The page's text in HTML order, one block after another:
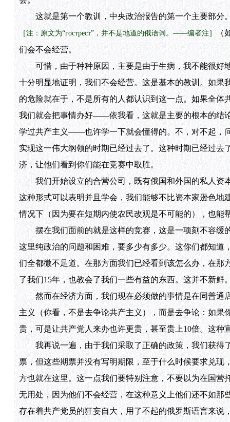
这就是第一个教训，中央政治报告的第一个主要部分
［注：原文为“гострест”，并不是地道的俄语词。——编者注］
（
们会不会经营。
可惜，由于种种原因，主要是由于生病，我不能很好
十分明显地证明，我们不会经营。这是基本的教训。如
的危险就在于，不是所有的人都认识到这一点。如果全
我们就会把事情办好——依我看，这就是主要的根本的结
学过共产主义——也许学一下就会懂得的。不，对不起，
实现这一伟大纲领的时期已经过去了。这种时期已经过
济，让他们看到你们能在竞赛中取胜。
我们开始设立的合营公司，既有俄国和外国的私人资
这种形式可以表明并且学会，我们能够不比资本家逊色
情况下（因为要在短期内使农民改观是不可能的），也能
摆在我们面前的就是这样的竞赛，这是一项刻不容缓
这里纯政治的问题和困难，要多少有多少。这你们都知
们全都微不足道。在那方面我们已经看到该怎么办，在
了我们15年，也教会了我们一些有益的东西。这并不新鲜
然而在经济方面，我们现在必须做的事情是在同普通
主义（你看，不是去争论共产主义），而是去争论：如
贵，可是让共产党人来办也许更贵，甚至贵上10倍。这
我再说一遍，由于我们采取了正确的政策，我们获得
票，但这些期票并没有写明期限，至于什么时候要求兑
方也就在这里。这一点我们要特别注意，不要以为在国
无用处，因为他们不会经营，在这种意义上他们还不如
存在着共产党员的狂妄自大，用了不起的俄罗斯语言来说